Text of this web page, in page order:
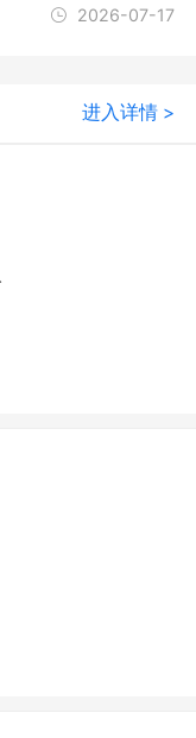
2026-07-17
进入详情 >